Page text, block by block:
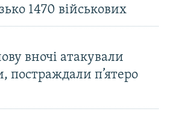
1470 військових
вночі атакували
п’ятеро